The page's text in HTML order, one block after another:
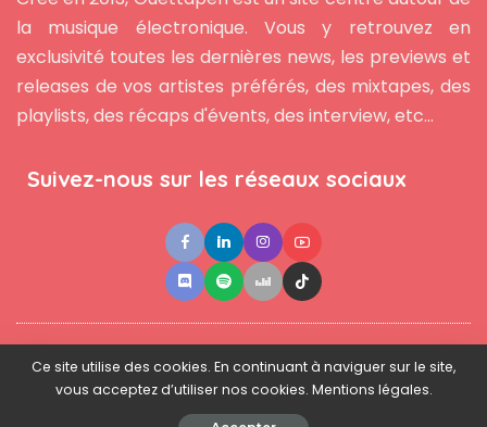
la musique électronique. Vous y retrouvez en
exclusivité toutes les dernières news, les previews et
releases de vos artistes préférés, des mixtapes, des
playlists, des récaps d'évents, des interview, etc...
Suivez-nous sur les réseaux sociaux
Contact ●Newsletter ● L'équipe ● Mentions légales
Ce site utilise des cookies. En continuant à naviguer sur le site,
vous acceptez d’utiliser nos cookies. Mentions légales.